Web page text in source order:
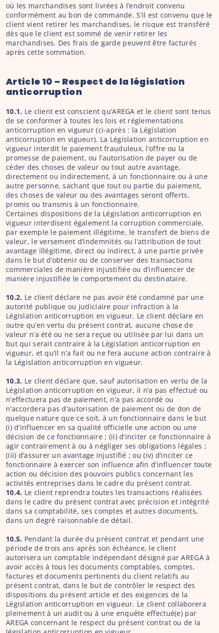
où les marchandises sont livrées à l’endroit convenu
conformément au bon de commande. S’il est convenu que le
client vient retirer les marchandises, le risque est transféré
dès que le client est sommé de venir retirer les
marchandises. Des frais de garde peuvent être facturés
après cette sommation.
Article 10 – Respect de la législation
anticorruption
10.1. Le client est conscient qu’AREGA et le client sont tenus
de se conformer à toutes les lois et réglementations
anticorruption en vigueur (ci-après : la Législation
anticorruption en vigueur). La Législation anticorruption en
vigueur interdit le paiement frauduleux, l’offre ou la
promesse de paiement, ou l’autorisation de payer ou de
céder des choses de valeur ou tout autre avantage,
directement ou indirectement, à un fonctionnaire ou à une
autre personne, sachant que tout ou partie du paiement,
des choses de valeur ou des avantages seront offerts,
promis ou transmis à un fonctionnaire.
Certaines dispositions de la Législation anticorruption en
vigueur interdisent également la corruption commerciale,
par exemple le paiement illégitime, le transfert de biens de
valeur, le versement d’indemnités ou l’attribution de tout
avantage illégitime, direct ou indirect, à une partie privée
dans le but d’obtenir ou de conserver des transactions
commerciales de manière injustifiée ou d’influencer de
manière injustifiée le comportement du destinataire.
10.2. Le client déclare ne pas avoir été condamné par une
autorité publique ou judiciaire pour infraction à la
Législation anticorruption en vigueur. Le client déclare en
outre qu’en vertu du présent contrat, aucune chose de
valeur n’a été ou ne sera reçue ou utilisée par lui dans un
but qui serait contraire à la Législation anticorruption en
vigueur, et qu’il n’a fait ou ne fera aucune action contraire à
la Législation anticorruption en vigueur.
10.3. Le client déclare que, sauf autorisation en vertu de la
Législation anticorruption en vigueur, il n’a pas effectué ou
n’effectuera pas de paiement, n’a pas accordé ou
n’accordera pas d’autorisation de paiement ou de don de
quelque nature que ce soit, à un fonctionnaire dans le but
(i) d’influencer en sa qualité officielle une action ou une
décision de ce fonctionnaire ; (ii) d’inciter ce fonctionnaire à
agir contrairement à ou à négliger ses obligations légales ;
(iii) d’assurer un avantage injustifié ; ou (iv) d’inciter ce
fonctionnaire à exercer son influence afin d’influencer toute
action ou décision des pouvoirs publics concernant les
activités entreprises dans le cadre du présent contrat.
10.4. Le client reprendra toutes les transactions réalisées
dans le cadre du présent contrat avec précision et intégrité
dans sa comptabilité, ses comptes et autres documents,
dans un degré raisonnable de détail.
10.5. Pendant la durée du présent contrat et pendant une
période de trois ans après son échéance, le client
autorisera un comptable indépendant désigné par AREGA à
avoir accès à tous les documents comptables, comptes,
factures et documents pertinents du client relatifs au
présent contrat, dans le but de contrôler le respect des
dispositions du présent article et des exigences de la
Législation anticorruption en vigueur. Le client collaborera
pleinement à un audit ou à une enquête effectué(e) par
AREGA concernant le respect du présent contrat ou de la